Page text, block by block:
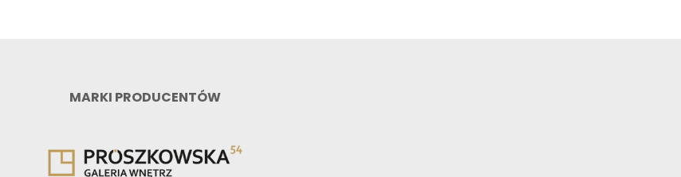
MARKI PRODUCENTÓW